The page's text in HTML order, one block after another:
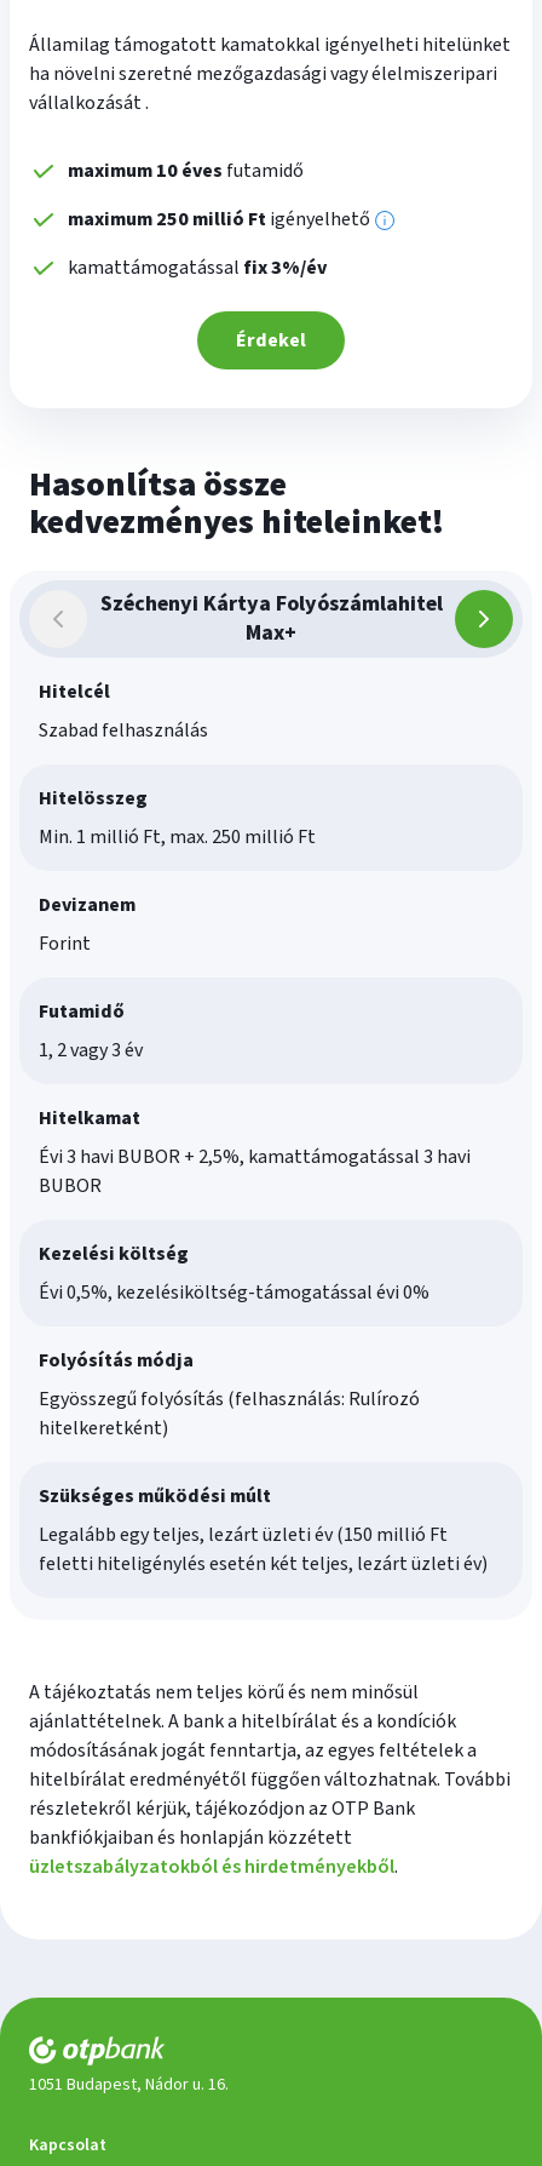
Államilag támogatott kamatokkal igényelheti hitelünket
ha növelni szeretné mezőgazdasági vagy élelmiszeripari
vállalkozását .
maximum 10 éves futamidő
maximum 250 millió Ftigényelhető
További
kamattámogatással fix 3%/év
Érdekel
Hasonlítsa össze
kedvezményes hiteleinket!
Széchenyi Kártya Folyószámlahitel
Max+
Hitelcél
Szabad felhasználás
Hitelösszeg
Min. 1 millió Ft, max. 250 millió Ft
Devizanem
Forint
Futamidő
1, 2 vagy 3 év
Hitelkamat
Évi 3 havi BUBOR + 2,5%, kamattámogatással 3 havi
BUBOR
Kezelési költség
Évi 0,5%, kezelésiköltség-támogatással évi 0%
Folyósítás módja
Egyösszegű folyósítás (felhasználás: Rulírozó
hitelkeretként)
Szükséges működési múlt
Legalább egy teljes, lezárt üzleti év (150 millió Ft
feletti hiteligénylés esetén két teljes, lezárt üzleti év)
A tájékoztatás nem teljes körű és nem minősül
ajánlattételnek. A bank a hitelbírálat és a kondíciók
módosításának jogát fenntartja, az egyes feltételek a
hitelbírálat eredményétől függően változhatnak. További
részletekről kérjük, tájékozódjon az OTP Bank
bankfiókjaiban és honlapján közzétett
üzletszabályzatokból és hirdetményekből.
1051 Budapest, Nádor u. 16.
Dokumentumok
Kapcsolat